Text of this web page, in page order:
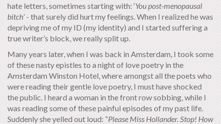
hate letters, sometimes starting with: ‘You post-menopausal
bitch’ - that surely did hurt my feelings. When I realized he was
depriving me of my ID (my identity) and I started suffering a
true writer’s block, we really split up.
Many years later, when I was back in Amsterdam, I took some
of these nasty epistles to a night of love poetry in the
Amsterdam Winston Hotel, where amongst all the poets who
were reading their gentle love poetry, I must have shocked
the public. I heard a woman in the front row sobbing, while I
was reading some of these painful episodes of my past life.
Suddenly she yelled out loud: “Please Miss Hollander. Stop! How